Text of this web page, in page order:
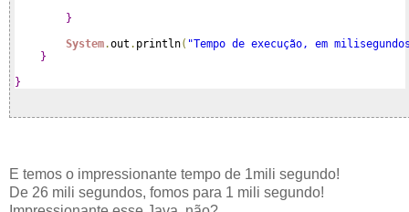
}
System.out . println( "Tempo de execução, em
}
}
E temos o impressionante tempo de 1mili segundo!
De 26 mili segundos, fomos para 1 mili segundo!